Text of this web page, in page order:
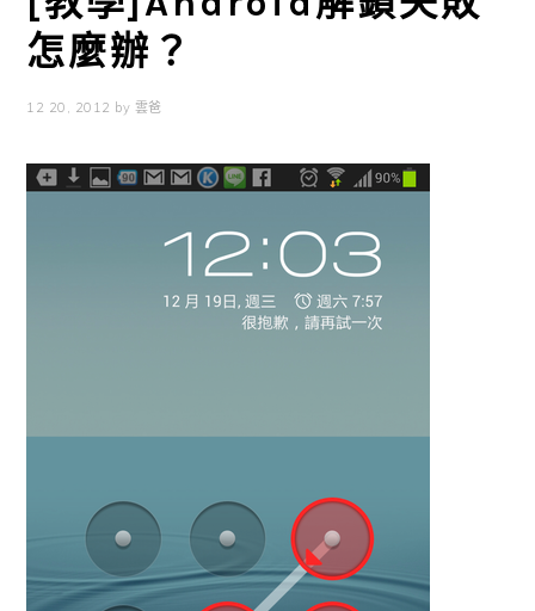
怎麼辦？
12 20, 2012 by 雲爸